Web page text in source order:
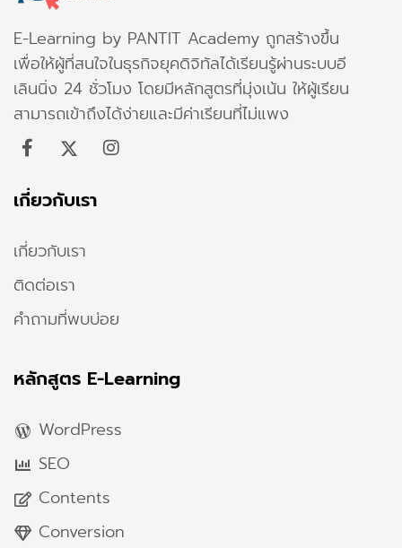
E-Learning by PANTIT Academy ถูกสร้างขึ้น
เพื่อให้ผู้ที่สนใจในธุรกิจยุคดิจิทัลได้เรียนรู้ผ่านระบบอี
เลินนิ่ง 24 ชั่วโมง โดยมีหลักสูตรที่มุ่งเน้น ให้ผู้เรียน
สามารถเข้าถึงได้ง่ายและมีค่าเรียนที่ไม่แพง
เกี่ยวกับเรา
เกี่ยวกับเรา
ติดต่อเรา
คำถามที่พบบ่อย
หลักสูตร E-Learning
WordPress
SEO
Contents
Conversion